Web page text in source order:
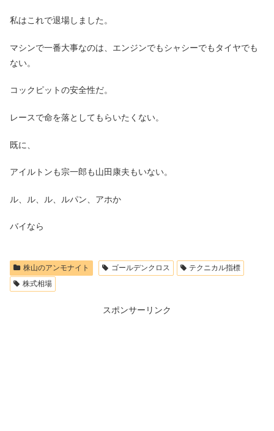
私はこれで退場しました。
マシンで一番大事なのは、エンジンでもシャシーでもタイヤでも
ない。
コックピットの安全性だ。
レースで命を落としてもらいたくない。
既に、
アイルトンも宗一郎も山田康夫もいない。
ル、ル、ル、ルパン、アホか
バイなら
株山のアンモナイト ゴールデンクロス
テクニカル指標
株式相場
スポンサーリンク